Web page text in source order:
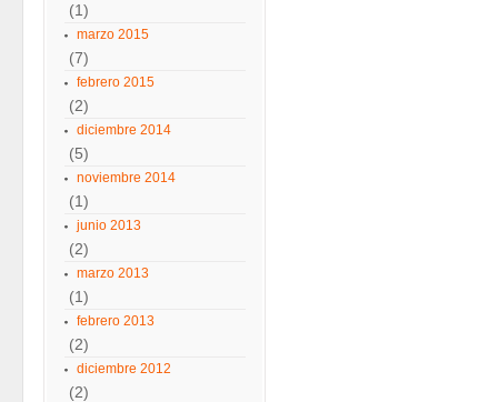
(1)
marzo 2015
(7)
febrero 2015
(2)
diciembre 2014
(5)
noviembre 2014
(1)
junio 2013
(2)
marzo 2013
(1)
febrero 2013
(2)
diciembre 2012
(2)